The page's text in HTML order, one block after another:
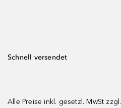
Schnell versendet
Alle Preise inkl. gesetzl. MwSt zzgl.